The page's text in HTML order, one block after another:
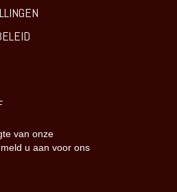
van onze
u aan voor ons